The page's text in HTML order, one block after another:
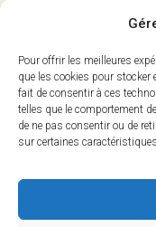
Pour offrir les meilleures
que les cookies pour
fait de consentir à ces
telles que le comportement
de ne pas consentir ou de
sur certaines